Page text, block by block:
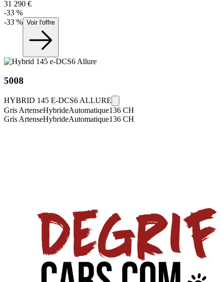
31 290 €
-33 %
-33 % Voir l'offre
5008
HYBRID 145 E-DCS6 ALLURE
Gris ArtenseHybrideAutomatique136 CH
Gris ArtenseHybrideAutomatique136 CH